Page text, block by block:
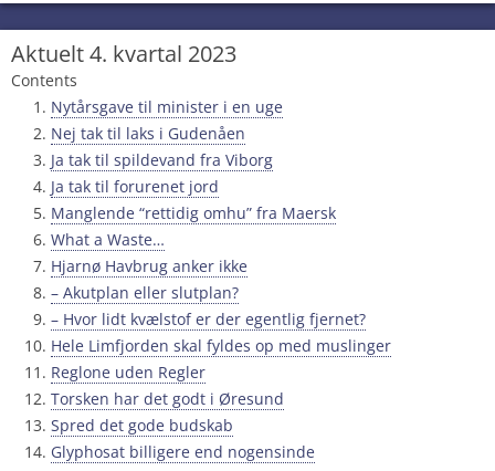
Aktuelt 4. kvartal 2023
Contents
Nytårsgave til minister i en uge
Nej tak til laks i Gudenåen
Ja tak til spildevand fra Viborg
Ja tak til forurenet jord
Manglende “rettidig omhu” fra Maersk
What a Waste…
Hjarnø Havbrug anker ikke
– Akutplan eller slutplan?
– Hvor lidt kvælstof er der egentlig fjernet?
Hele Limfjorden skal fyldes op med muslinger
Reglone uden Regler
Torsken har det godt i Øresund
Spred det gode budskab
Glyphosat billigere end nogensinde